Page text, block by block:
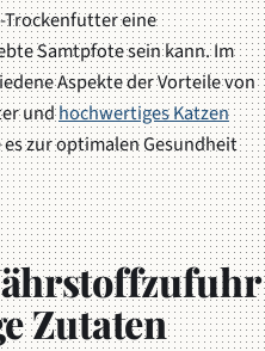
Trockenfutter eine
Samtpfote sein kann. Im
Aspekte der Vorteile von
undhochwertiges Katzen
zur optimalen Gesundheit
Zutaten